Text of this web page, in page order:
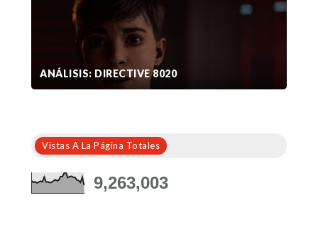
ANÁLISIS: DIRECTIVE 8020
Vistas A La Página Totales
9,263,003